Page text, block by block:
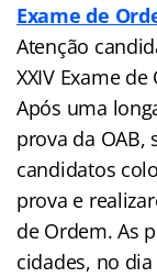
Exame de
Atenção
XXIV Exame
Após uma
prova da
candidatos
prova e
de Ordem. As
cidades, no dia